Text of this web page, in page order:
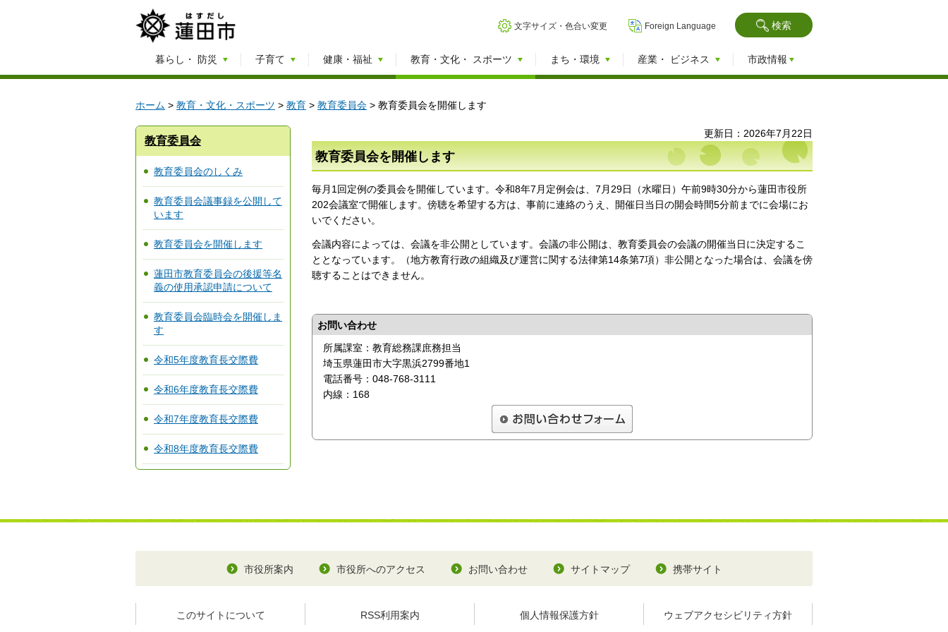
文字サイズ・色合い変更 Foreign Language 検索
暮らし・ 防災 子育て 健康・福祉 教育・文化・ スポーツ まち・環境 産業・ ビジネス 市政情報
ホーム > 教育・文化・スポーツ > 教育 > 教育委員会 > 教育委員会を開催します
教育委員会
教育委員会のしくみ
教育委員会議事録を公開して
います
教育委員会を開催します
蓮田市教育委員会の後援等名
義の使用承認申請について
教育委員会臨時会を開催しま
す
令和5年度教育長交際費
令和6年度教育長交際費
令和7年度教育長交際費
令和8年度教育長交際費
更新日：2026年7月22日
教育委員会を開催します
毎月1回定例の委員会を開催しています。令和8年7月定例会は、7月29日（水曜日）午前9時30分から蓮田市役所
202会議室で開催します。傍聴を希望する方は、事前に連絡のうえ、開催日当日の開会時間5分前までに会場にお
いでください。
会議内容によっては、会議を非公開としています。会議の非公開は、教育委員会の会議の開催当日に決定するこ
ととなっています。（地方教育行政の組織及び運営に関する法律第14条第7項）非公開となった場合は、会議を傍
聴することはできません。
お問い合わせ
所属課室：教育総務課庶務担当
埼玉県蓮田市大字黒浜2799番地1
電話番号：048-768-3111
内線：168
市役所案内 市役所へのアクセス お問い合わせ サイトマップ 携帯サイト
このサイトについて RSS利用案内 個人情報保護方針 ウェブアクセシビリティ方針